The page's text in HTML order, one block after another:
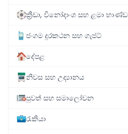
ක්‍රීඩා, විනෝදාංශ සහ ළමා භාණ්ඩ
ජංගම දුරකථන සහ ගැජට්
දේපළ
නිවස සහ උද්‍යානය
පුවත් සහ සමාලෝචන
රැකියා